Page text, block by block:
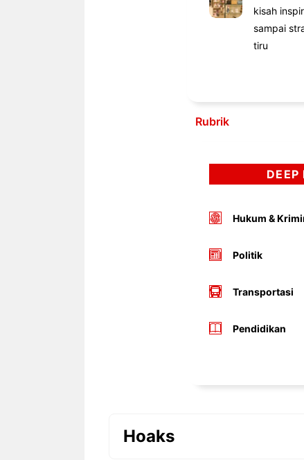
kisah
sampai
tiru
Rubrik
DEEP
Hukum &
Politik
Transportasi
Pendidikan
Hoaks